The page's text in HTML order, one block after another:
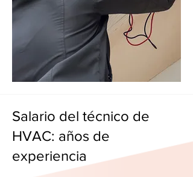
Salario del técnico de
HVAC: años de
experiencia